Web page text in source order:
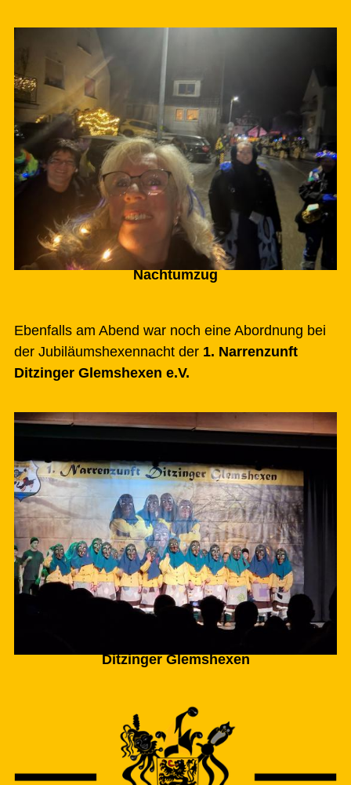
Nachtumzug
Ebenfalls am Abend war noch eine Abordnung bei
der Jubiläumshexennacht der 1. Narrenzunft
Ditzinger Glemshexen e.V.
Ditzinger Glemshexen